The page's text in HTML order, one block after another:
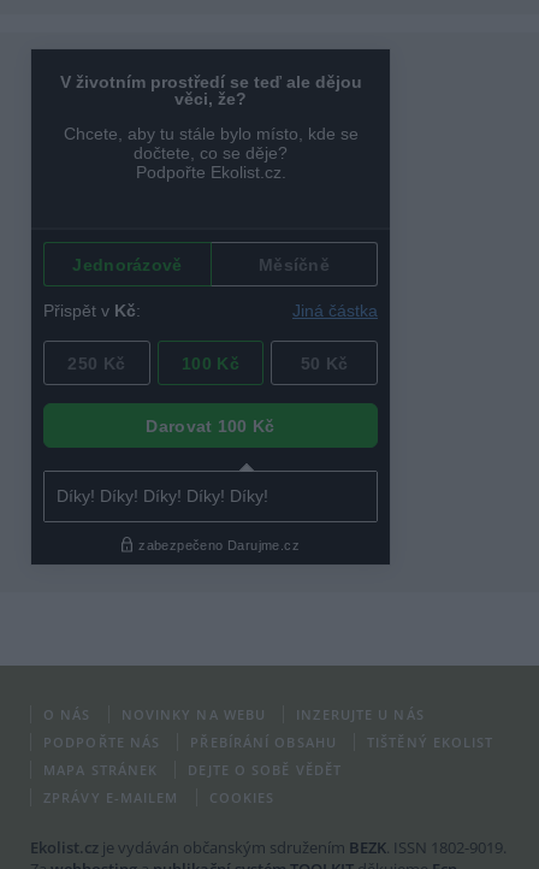
O NÁS NOVINKY NA WEBU
INZERUJTE U NÁS
PODPOŘTE NÁS
PŘEBÍRÁNÍ OBSAHU
TIŠTĚNÝ EKOLIST
MAPA STRÁNEK
DEJTE O SOBĚ VĚDĚT
ZPRÁVY E-MAILEM
COOKIES
Ekolist.cz je vydáván občanským sdružením BEZK. ISSN 1802-9019.